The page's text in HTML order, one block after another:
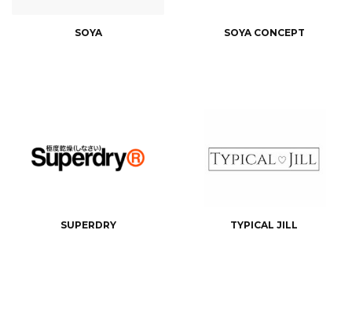
SOYA SOYA CONCEPT
SUPERDRY TYPICAL JILL